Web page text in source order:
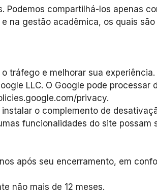
Podemos compartilhá-los apenas
na gestão acadêmica, os quais
tráfego e melhorar sua
LLC. O Google pode processar
privacy.
o complemento de
funcionalidades do site possam
após seu encerramento, em
não mais de 12 meses.